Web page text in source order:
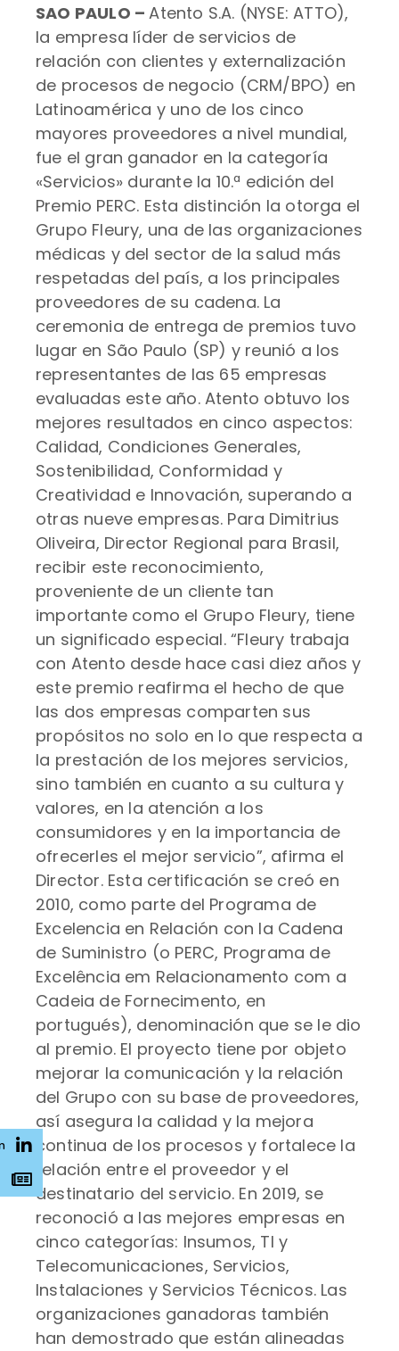
SAO PAULO –Atento S.A. (NYSE: ATTO),
la empresa líder de servicios de
relación con clientes y externalización
de procesos de negocio (CRM/BPO) en
Latinoamérica y uno de los cinco
mayores proveedores a nivel mundial,
fue el gran ganador en la categoría
«Servicios» durante la 10.ª edición del
Premio PERC. Esta distinción la otorga el
Grupo Fleury, una de las organizaciones
médicas y del sector de la salud más
respetadas del país, a los principales
proveedores de su cadena. La
ceremonia de entrega de premios tuvo
lugar en São Paulo (SP) y reunió a los
representantes de las 65 empresas
evaluadas este año. Atento obtuvo los
mejores resultados en cinco aspectos:
Calidad, Condiciones Generales,
Sostenibilidad, Conformidad y
Creatividad e Innovación, superando a
otras nueve empresas. Para Dimitrius
Oliveira, Director Regional para Brasil,
recibir este reconocimiento,
proveniente de un cliente tan
importante como el Grupo Fleury, tiene
un significado especial. “Fleury trabaja
con Atento desde hace casi diez años y
este premio reafirma el hecho de que
las dos empresas comparten sus
propósitos no solo en lo que respecta a
la prestación de los mejores servicios,
sino también en cuanto a su cultura y
valores, en la atención a los
consumidores y en la importancia de
ofrecerles el mejor servicio”, afirma el
Director. Esta certificación se creó en
2010, como parte del Programa de
Excelencia en Relación con la Cadena
de Suministro (o PERC, Programa de
Excelência em Relacionamento com a
Cadeia de Fornecimento, en
portugués), denominación que se le dio
al premio. El proyecto tiene por objeto
mejorar la comunicación y la relación
del Grupo con su base de proveedores,
así asegura la calidad y la mejora
continua de los procesos y fortalece la
relación entre el proveedor y el
destinatario del servicio. En 2019, se
reconoció a las mejores empresas en
cinco categorías: Insumos, TI y
Telecomunicaciones, Servicios,
Instalaciones y Servicios Técnicos. Las
organizaciones ganadoras también
han demostrado que están alineadas